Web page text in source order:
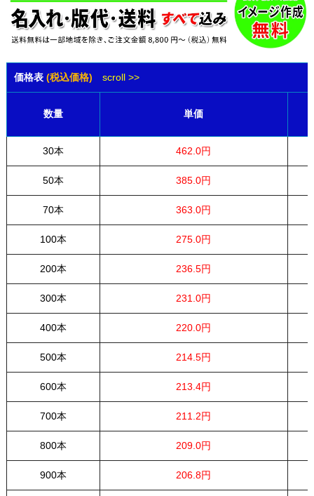
価格表 (税込価格) scroll >>
数量 単価
30本 462.0円
50本 385.0円
70本 363.0円
100本 275.0円
200本 236.5円
300本 231.0円
400本 220.0円
500本 214.5円
600本 213.4円
700本 211.2円
800本 209.0円
900本 206.8円